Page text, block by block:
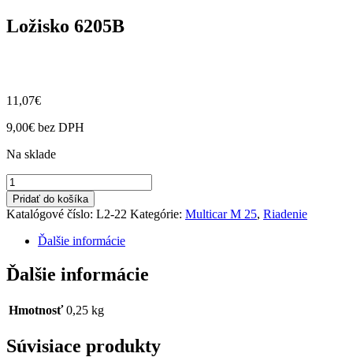
Ložisko 6205B
11,07€
9,00€ bez DPH
Na sklade
množstvo
Ložisko
6205B
Pridať do košíka
Katalógové číslo: L2-22 Kategórie: Multicar M 25, Riadenie
Ďalšie informácie
Ďalšie informácie
Hmotnosť 0,25 kg
Súvisiace produkty